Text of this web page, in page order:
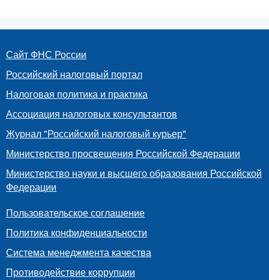
Сайт ФНС России
Российский налоговый портал
Налоговая политика и практика
Ассоциация налоговых консультантов
Журнал "Российский налоговый курьер"
Министерство просвещения Российской Федерации
Министерство науки и высшего образования Российской
Федерации
Пользовательское соглашение
Политика конфиденциальности
Система менеджмента качества
Противодействие коррупции